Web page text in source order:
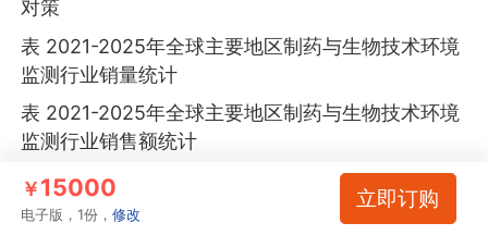
对策
表 2021-2025年全球主要地区制药与生物技术环境
监测行业销量统计
表 2021-2025年全球主要地区制药与生物技术环境
监测行业销售额统计
表 2021-2025年全球主要地区制药与生物技术环境
监测行业销售额份额统计
￥15000
电子版，1份，修改
立即订购